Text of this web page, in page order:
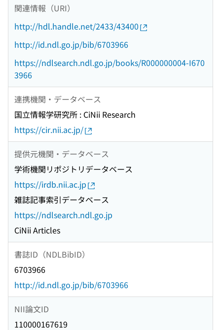
関連情報（URI）
http://hdl.handle.net/2433/43400
http://id.ndl.go.jp/bib/6703966
https://ndlsearch.ndl.go.jp/books/R000000004-I670
3966
連携機関・データベース
国立情報学研究所 : CiNii Research
https://cir.nii.ac.jp/
提供元機関・データベース
学術機関リポジトリデータベース
https://irdb.nii.ac.jp
雑誌記事索引データベース
https://ndlsearch.ndl.go.jp
CiNii Articles
書誌ID（NDLBibID）
6703966
http://id.ndl.go.jp/bib/6703966
NII論文ID
110000167619